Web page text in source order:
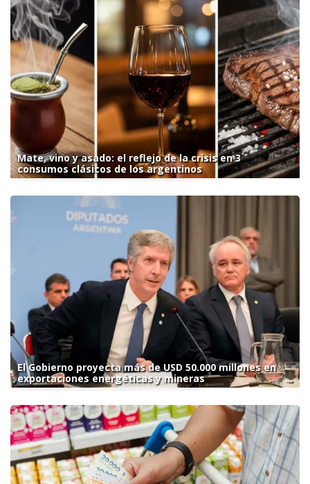
Mate, vino y asado: el reflejo de la crisis en 3
consumos clásicos de los argentinos
El Gobierno proyecta más de USD 50.000 millones en
exportaciones energéticas y mineras